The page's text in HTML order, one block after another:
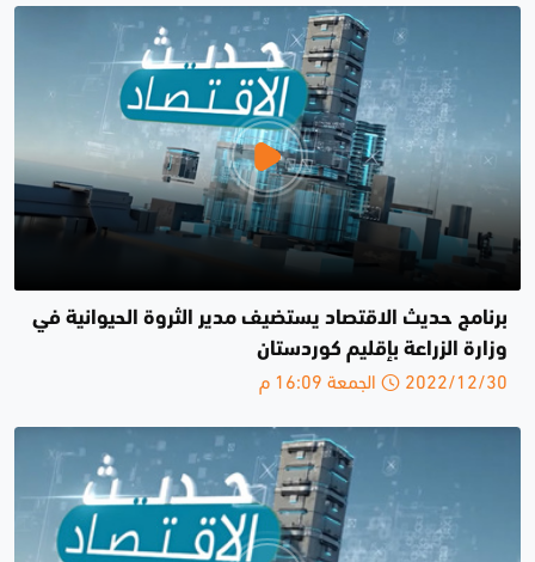
برنامج حديث الاقتصاد يستضيف مدير الثروة الحيوانية في
وزارة الزراعة بإقليم كوردستان
2022/12/30 الجمعة 16:09 م